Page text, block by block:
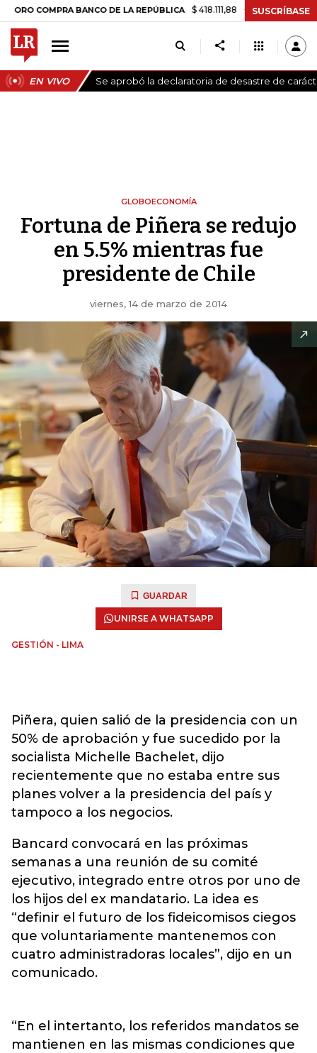
BANCO DE LA REPÚBLICA $ 418.111,88 +$ 9.612,91 +2,35%
SUSCRÍBASE
EN VIVO Se aprobó la declaratoria de desastre de
GLOBOECONOMÍA
Fortuna de Piñera se redujo
en 5.5% mientras fue
presidente de Chile
viernes, 14 de marzo de 2014
GUARDAR
UNIRSE A WHATSAPP
GESTIÓN - LIMA
Piñera, quien salió de la presidencia con un
50% de aprobación y fue sucedido por la
socialista Michelle Bachelet, dijo
recientemente que no estaba entre sus
planes volver a la presidencia del país y
tampoco a los negocios.
Bancard convocará en las próximas
semanas a una reunión de su comité
ejecutivo, integrado entre otros por uno de
los hijos del ex mandatario. La idea es
“definir el futuro de los fideicomisos ciegos
que voluntariamente mantenemos con
cuatro administradoras locales”, dijo en un
comunicado.
“En el intertanto, los referidos mandatos se
mantienen en las mismas condiciones que